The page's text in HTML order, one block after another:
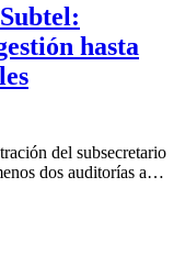
hasta
del subsecretario
dos auditorías a…